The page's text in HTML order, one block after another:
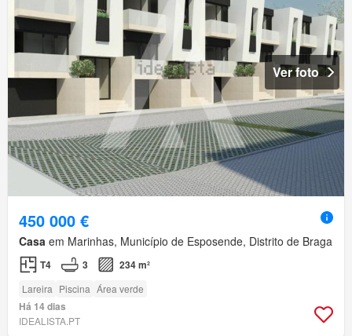
Ver foto
450 000 €
Casa em Marinhas, Município de Esposende, Distrito de Braga
T4 3 234 m²
Lareira Piscina Área verde
Há 14 dias
IDEALISTA.PT